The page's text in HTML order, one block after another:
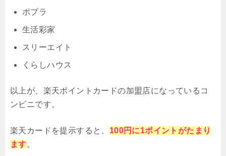
ポプラ
生活彩家
スリーエイト
くらしハウス
以上が、楽天ポイントカードの加盟店になっているコ
ンビニです。
楽天カードを提示すると、 100円に1ポイントがたまり
ます。